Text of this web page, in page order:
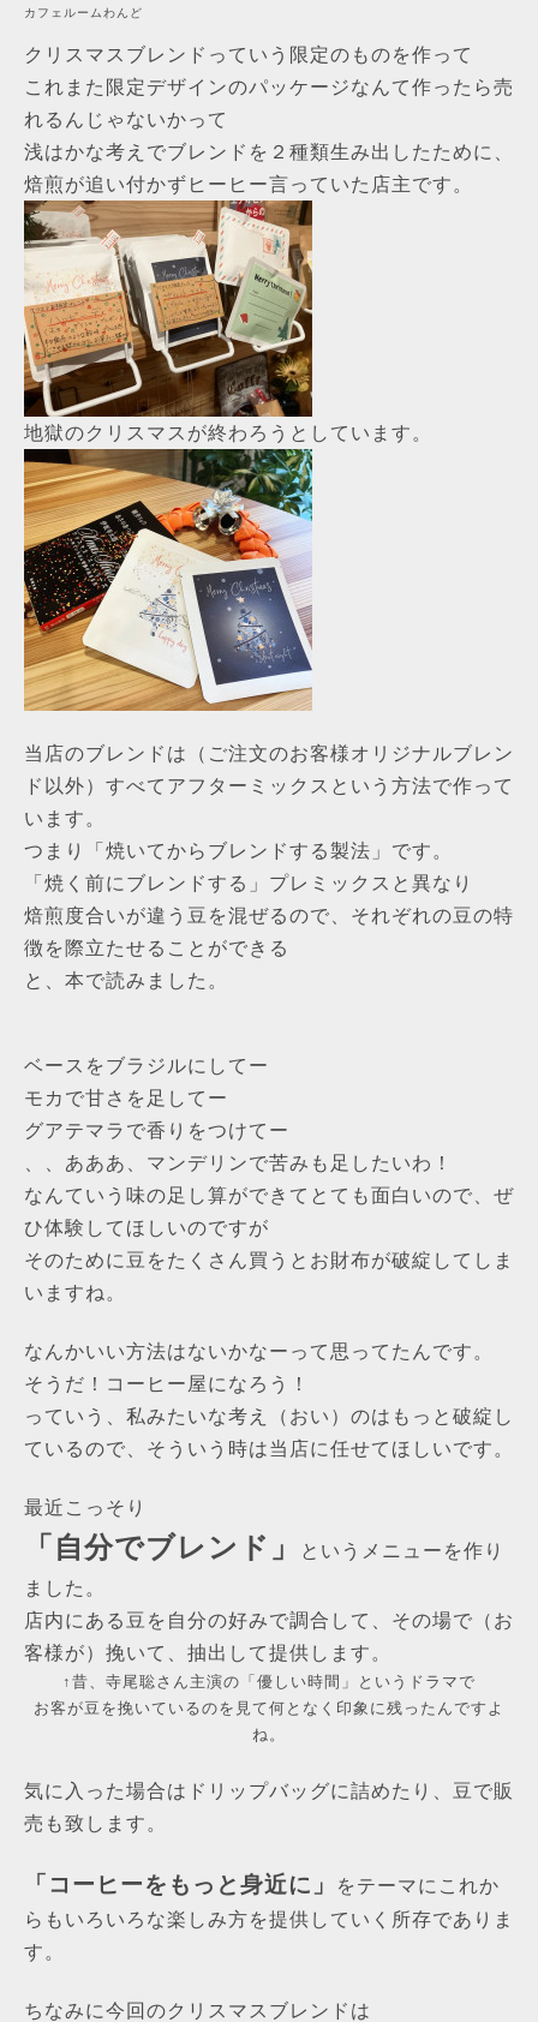
カフェルームわんど
クリスマスブレンドっていう限定のものを作って
これまた限定デザインのパッケージなんて作ったら売
れるんじゃないかって
浅はかな考えでブレンドを２種類生み出したために、
焙煎が追い付かずヒーヒー言っていた店主です。
地獄のクリスマスが終わろうとしています。
当店のブレンドは（ご注文のお客様オリジナルブレン
ド以外）すべてアフターミックスという方法で作って
います。
つまり「焼いてからブレンドする製法」です。
「焼く前にブレンドする」プレミックスと異なり
焙煎度合いが違う豆を混ぜるので、それぞれの豆の特
徴を際立たせることができる
と、本で読みました。
ベースをブラジルにしてー
モカで甘さを足してー
グアテマラで香りをつけてー
、、あああ、マンデリンで苦みも足したいわ！
なんていう味の足し算ができてとても面白いので、ぜ
ひ体験してほしいのですが
そのために豆をたくさん買うとお財布が破綻してしま
いますね。
なんかいい方法はないかなーって思ってたんです。
そうだ！コーヒー屋になろう！
っていう、私みたいな考え（おい）のはもっと破綻し
ているので、そういう時は当店に任せてほしいです。
最近こっそり
「自分でブレンド」
というメニューを作り
ました。
店内にある豆を自分の好みで調合して、その場で（お
客様が）挽いて、抽出して提供します。
↑昔、寺尾聡さん主演の「優しい時間」というドラマで
お客が豆を挽いているのを見て何となく印象に残ったんですよ
ね。
気に入った場合はドリップバッグに詰めたり、豆で販
売も致します。
「コーヒーをもっと身近に」
をテーマにこれか
らもいろいろな楽しみ方を提供していく所存でありま
す。
ちなみに今回のクリスマスブレンドは